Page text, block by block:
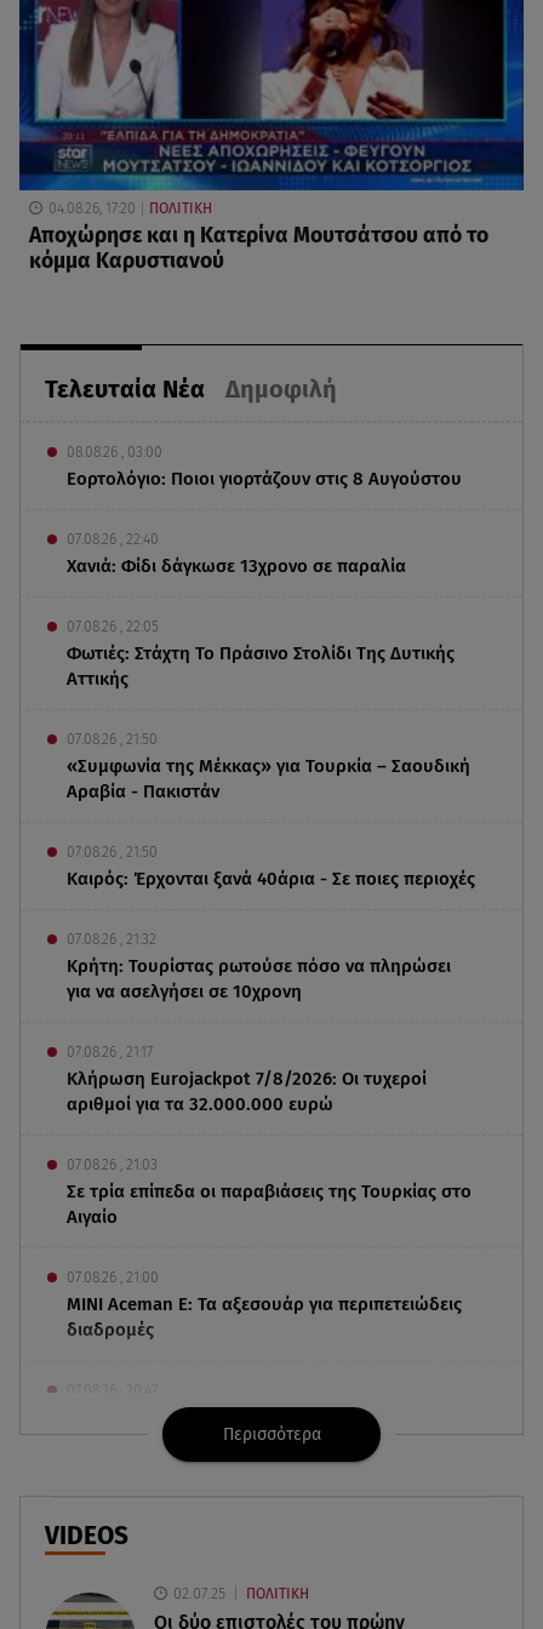
Τελευταία Νέα Δημοφιλή
08.08.26 , 03:00
Εορτολόγιο: Ποιοι γιορτάζουν στις 8 Αυγούστου
07.08.26 , 22:40
Χανιά: Φίδι δάγκωσε 13χρονο σε παραλία
07.08.26 , 22:05
Φωτιές: Στάχτη Το Πράσινο Στολίδι Της Δυτικής
Αττικής
07.08.26 , 21:50
«Συμφωνία της Μέκκας» για Τουρκία – Σαουδική
Αραβία - Πακιστάν
07.08.26 , 21:50
Καιρός: Έρχονται ξανά 40άρια - Σε ποιες περιοχές
07.08.26 , 21:32
Κρήτη: Τουρίστας ρωτούσε πόσο να πληρώσει
για να ασελγήσει σε 10χρονη
07.08.26 , 21:17
Κλήρωση Eurojackpot 7/8/2026: Οι τυχεροί
αριθμοί για τα 32.000.000 ευρώ
07.08.26 , 21:03
Σε τρία επίπεδα οι παραβιάσεις της Τουρκίας στο
Αιγαίο
07.08.26 , 21:00
MINI Aceman E: Τα αξεσουάρ για περιπετειώδεις
διαδρομές
Χανιά: Νεκρή βρέθηκε αγνοούμενη - Ξέφυγε από
αστυνομικούς που την εντόπισαν
07.08.26 , 20:18
Μυστράς: Κρίσιμος για το κατηγορητήριο ο
χρόνος θανάτου του 90χρονου
07.08.26 , 20:13
Περισσότερα
VIDEOS
02.07.25 ΠΟΛΙΤΙΚΗ
Οι δύο επιστολές του πρώην
04.08.26, 17:20 ΠΟΛΙΤΙΚΗ
Αποχώρησε και η Κατερίνα Μουτσάτσου από το
κόμμα Καρυστιανού